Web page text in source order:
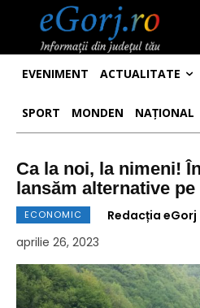
EVENIMENT ACTUALITATE
SPORT MONDEN NAȚIONAL
Ca la noi, la nimeni!
lansăm alternative
ECONOMIC
Redacția eGorj
aprilie 26, 2023